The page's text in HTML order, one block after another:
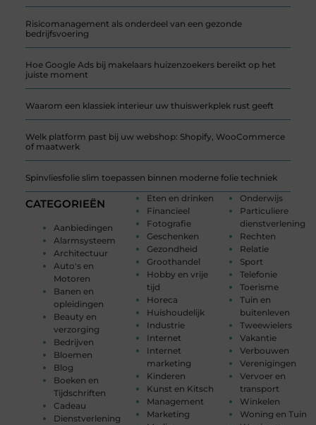
Risicomanagement als onderdeel van een gezonde
bedrijfsvoering
Hoe Google Ads bij makelaars huizenzoekers bereikt op het
juiste moment
Waarom een klassiek interieur uw thuiswerkplek rust geeft
Welk platform past bij uw webshop: Shopify, WooCommerce
of maatwerk
Spinvliesfolie slim toepassen binnen moderne folie techniek
CATEGORIEËN
Aanbiedingen
Alarmsysteem
Architectuur
Auto's en
Motoren
Banen en
opleidingen
Beauty en
verzorging
Bedrijven
Bloemen
Blog
Boeken en
Tijdschriften
Cadeau
Dienstverlening
Eten en drinken
Financieel
Fotografie
Geschenken
Gezondheid
Groothandel
Hobby en vrije
tijd
Horeca
Huishoudelijk
Industrie
Internet
Internet
marketing
Kinderen
Kunst en Kitsch
Management
Marketing
Onderwijs
Particuliere
dienstverlening
Rechten
Relatie
Sport
Telefonie
Toerisme
Tuin en
buitenleven
Tweewielers
Vakantie
Verbouwen
Verenigingen
Vervoer en
transport
Winkelen
Woning en Tuin